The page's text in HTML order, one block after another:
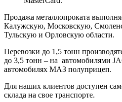
Продажа металлопроката
Калужскую, Московскую,
Тульскую и Орловскую области.
Перевозки до 1,5 тонн
до 3,5 тонн – на автомобилями
автомобилях МАЗ полуприцеп.
Для наших клиентов доступен
склада на свое транспорте.